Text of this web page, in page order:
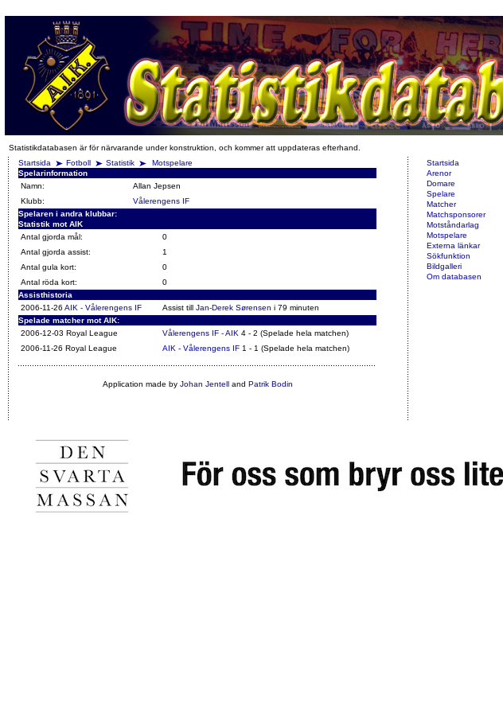
Statistikdatabasen är för närvarande under konstruktion, och kommer att uppdateras efterhand.
Startsida
Fotboll Statistik
Motspelare
Spelarinformation
Namn:
Allan Jepsen
Klubb:
Vålerengens IF
Spelaren i andra klubbar:
Statistik mot AIK
Antal gjorda mål:
0
Antal gjorda assist:
1
Antal gula kort:
0
Antal röda kort:
0
Assisthistoria
2006-11-26 AIK - Vålerengens IF Assist till Jan-Derek Sørensen i 79 minuten
Spelade matcher mot AIK:
2006-12-03 Royal League
Vålerengens IF - AIK 4 - 2 (Spelade hela matchen)
2006-11-26 Royal League
AIK - Vålerengens IF 1 - 1 (Spelade hela matchen)
Application made by Johan Jentelland Patrik Bodin
Startsida
Arenor
Domare
Spelare
Matcher
Matchsponsorer
Motståndarlag
Motspelare
Externa länkar
Sökfunktion
Bildgalleri
Om databasen